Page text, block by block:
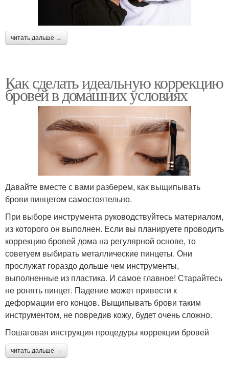
читать дальше →
Как сделать идеальную коррекцию
бровей в домашних условиях
Давайте вместе с вами разберем, как выщипывать
брови пинцетом самостоятельно.
При выборе инструмента руководствуйтесь материалом,
из которого он выполнен. Если вы планируете проводить
коррекцию бровей дома на регулярной основе, то
советуем выбирать металлические пинцеты. Они
прослужат гораздо дольше чем инструменты,
выполненные из пластика. И самое главное! Старайтесь
не ронять пинцет. Падение может привести к
деформации его концов. Выщипывать брови таким
инструментом, не повредив кожу, будет очень сложно.
Пошаговая инструкция процедуры коррекции бровей
читать дальше →